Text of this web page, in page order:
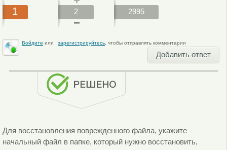
1 2 2995
Войдите или зарегистрируйтесь, чтобы отправлять комментарии
Добавить ответ
Для восстановления поврежденного файла, укажите
начальный файл в папке, который нужно восстановить,